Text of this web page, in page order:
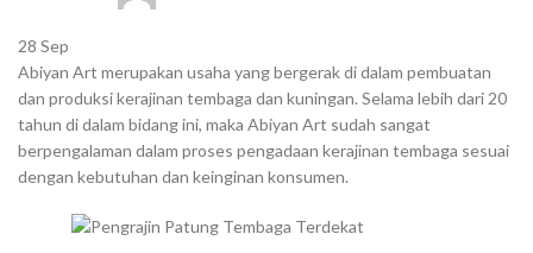
28 Sep
Abiyan Art merupakan usaha yang bergerak di dalam pembuatan
dan produksi kerajinan tembaga dan kuningan. Selama lebih dari 20
tahun di dalam bidang ini, maka Abiyan Art sudah sangat
berpengalaman dalam proses pengadaan kerajinan tembaga sesuai
dengan kebutuhan dan keinginan konsumen.